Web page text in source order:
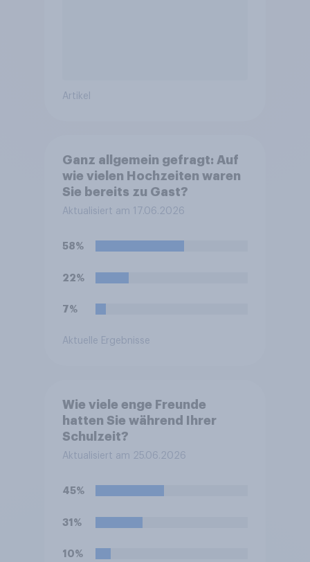
Artikel
Ganz allgemein gefragt: Auf
wie vielen Hochzeiten waren
Sie bereits zu Gast?
Aktualisiert am 17.06.2026
58%
22%
7%
Aktuelle Ergebnisse
Wie viele enge Freunde
hatten Sie während Ihrer
Schulzeit?
Aktualisiert am 25.06.2026
45%
31%
10%